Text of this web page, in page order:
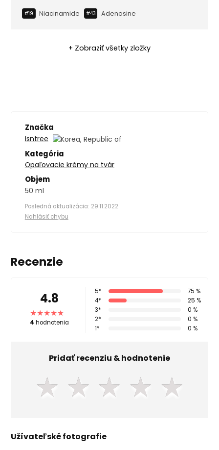
#19 Niacinamide #43 Adenosine
+ Zobraziť všetky zložky
Značka
Isntree
Kategória
Opaľovacie krémy na tvár
Objem
50 ml
Posledná aktualizácia: 29.11.2022
Nahlásiť chybu
Recenzie
4.8
4 hodnotenia
5*
75 %
4*
25 %
3*
0 %
2*
0 %
1*
0 %
Pridať recenziu & hodnotenie
★ ★ ★ ★ ★
Užívateľské fotografie